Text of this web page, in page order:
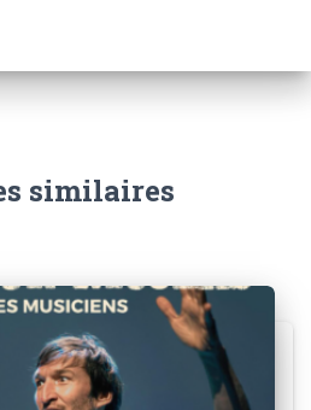
similaires